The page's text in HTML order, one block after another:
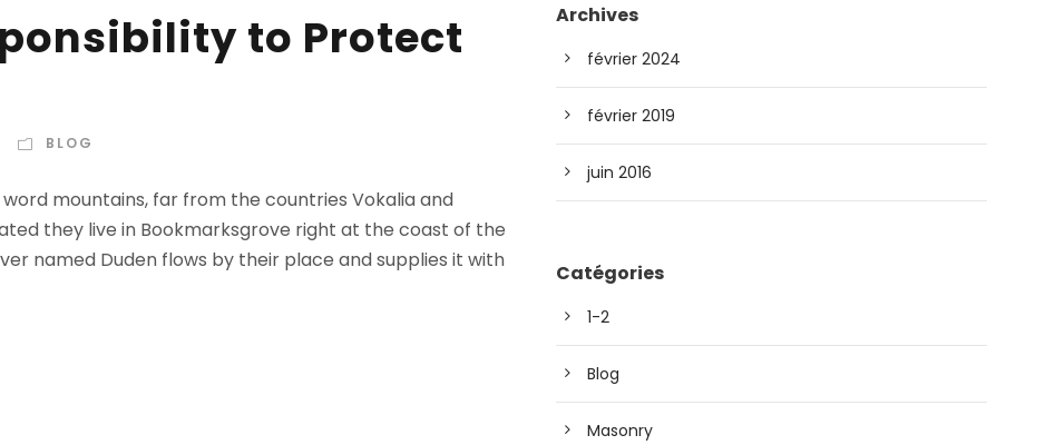
to Protect
BLOG
mountains, far from the countries Vokalia and
they live in Bookmarksgrove right at the coast of the
named Duden flows by their place and supplies it with
Archives
février 2024
février 2019
juin 2016
Catégories
1-2
Blog
Masonry